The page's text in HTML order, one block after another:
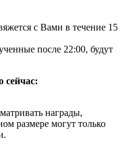
с Вами в течение 15
после 22:00, будут
сейчас:
награды,
размере могут только